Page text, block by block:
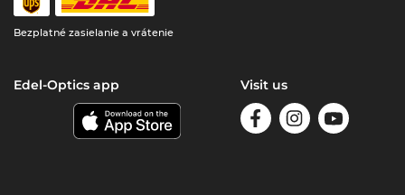
Bezplatné zasielanie a vrátenie
Edel-Optics app Visit us